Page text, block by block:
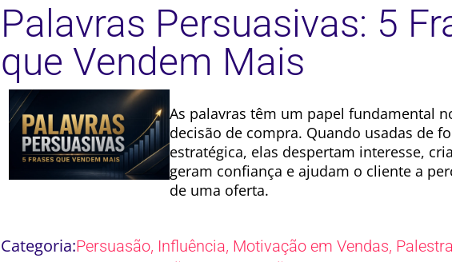
Palavras Persuasivas: 5
que Vendem Mais
As palavras têm um papel fundamental
decisão de compra. Quando usadas de
estratégica, elas despertam interesse,
geram confiança e ajudam o cliente a
de uma oferta.
Categoria:Persuasão, Influência, Motivação em Vendas,